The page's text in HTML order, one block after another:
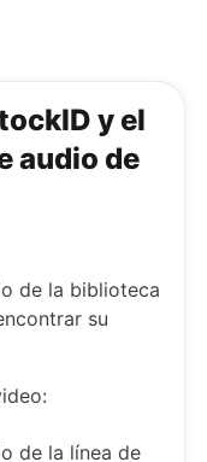
y el
audio de
de la biblioteca
su
de la línea de